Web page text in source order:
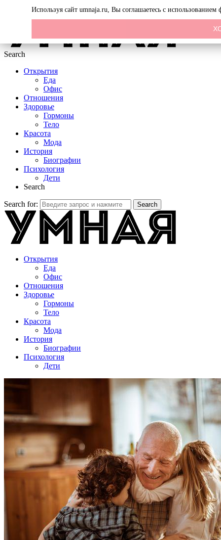
Search
Открытия
Еда
Офис
Отношения
Здоровье
Гормоны
Тело
Красота
Мода
История
Биографии
Психология
Дети
Search
Search for: Search
Открытия
Еда
Офис
Отношения
Здоровье
Гормоны
Тело
Красота
Мода
История
Биографии
Психология
Дети
Используя сайт umnaja.ru, Вы соглашаетесь с использованием